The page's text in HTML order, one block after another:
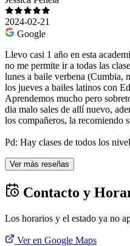
2024-02-21
Google
Llevo casi 1 año en esta
no me permite ir a todas las
lunes a baile verbena (Cumbia,
los jueves a bailes latinos con
Aprendemos mucho pero
dia malo sales de allí nuevo,
los compañeros, la recomiendo
Pd: Hay clases de todos los
Ver más reseñas
Contacto y
Los horarios y el estado ya no
Ver en Google Maps